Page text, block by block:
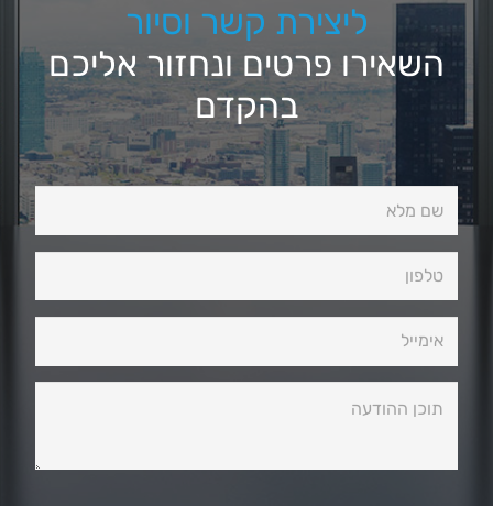
ליצירת קשר וסיור
השאירו פרטים ונחזור אליכם
בהקדם